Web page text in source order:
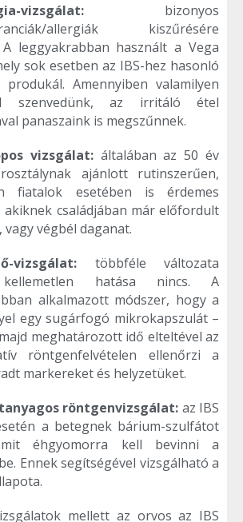
vizsgálat: bizonyos
allergiák kiszűrésére
A leggyakrabban használt a Vega
sok esetben az IBS-hez hasonló
Amennyiben valamilyen
szenvedünk, az irritáló étel
panaszaink is megszűnnek.
vizsgálat:általában az 50 év
ajánlott rutinszerűen,
fiatalok esetében is érdemes
akiknek családjában már előfordult
vagy végbél daganat.
vizsgálat: többféle változata
hatása nincs. A
alkalmazott módszer, hogy a
egy sugárfogó mikrokapszulát –
meghatározott idő elteltével az
röntgenfelvételen ellenőrzi a
markereket és helyzetüket.
röntgenvizsgálat: az IBS
a betegnek bárium-szulfátot
éhgyomorra kell bevinni a
Ennek segítségével vizsgálható a
mellett az orvos az IBS